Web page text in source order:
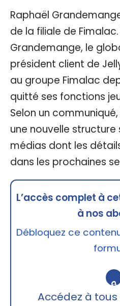
Raphaël
de la filiale de
Grandemange, le
président client de
au groupe Fimalac
quitté ses fonctions
Selon un
une nouvelle structure
médias dont les
dans les prochaines
L’accès complet à
à nos
Débloquez ce
🔒
Accédez à